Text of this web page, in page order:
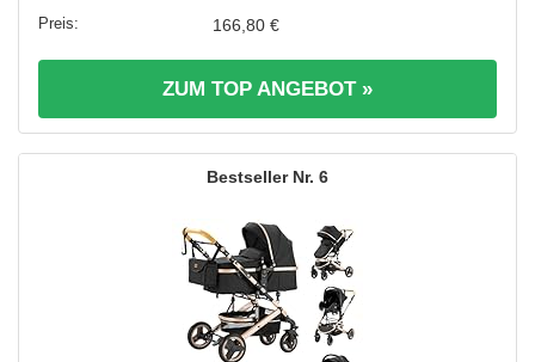
166,80 €
ZUM TOP ANGEBOT »
6